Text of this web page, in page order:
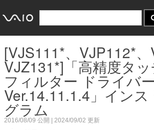
[VJS111*、VJP112*、
VJZ131*]「高精度タ
フィルター ドライバ
Ver.14.11.1.4」インス
グラム
2016/08/09 公開 | 2024/09/02 更新